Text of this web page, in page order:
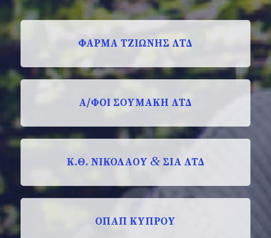
ΦΑΡΜΑ ΤΖΙΩΝΗΣ ΛΤΔ
Α/ΦΟΙ ΣΟΥΜΑΚΗ ΛΤΔ
Κ.Θ. ΝΙΚΟΛΑΟΥ &ΣΙΑ ΛΤΔ
ΟΠΑΠ ΚΥΠΡΟΥ